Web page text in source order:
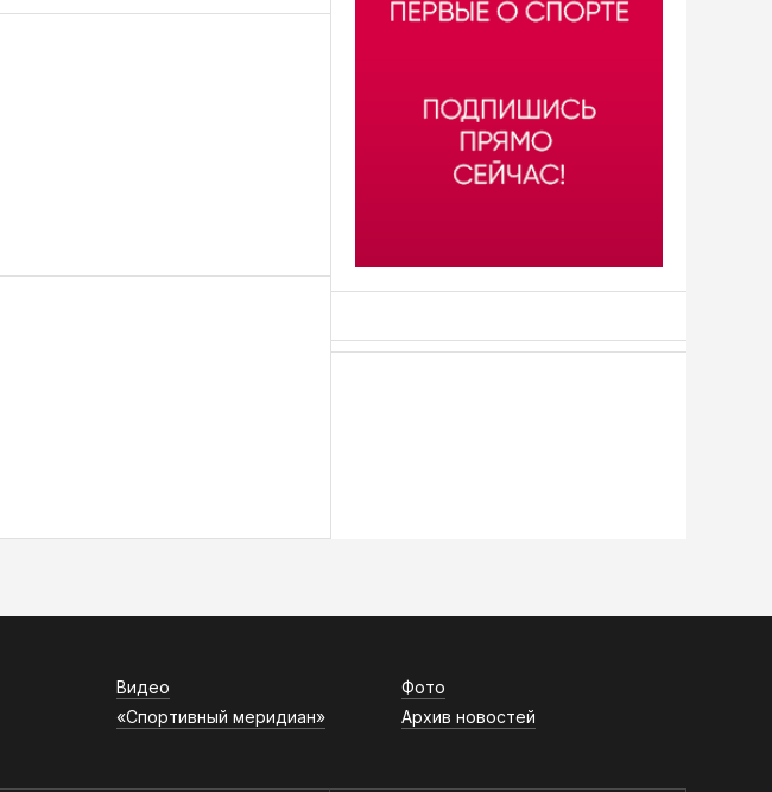
Видео
Фото
«Спортивный меридиан» Архив новостей